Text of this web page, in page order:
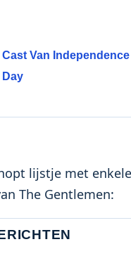
Cast Van Independence
Day
lijstje met enkele
The Gentlemen: